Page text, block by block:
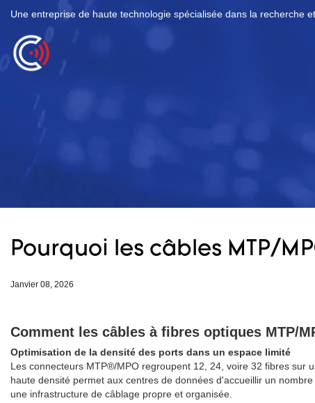
Une entreprise de haute technologie spécialisée dans la recherche
Pourquoi les câbles MTP/
Janvier 08, 2026
Comment les câbles à fibres optiques MTP/
Optimisation de la densité des ports dans un espace limité
Les connecteurs MTP®/MPO regroupent 12, 24, voire 32 fibres sur
haute densité permet aux centres de données d'accueillir un
une infrastructure de câblage propre et organisée.